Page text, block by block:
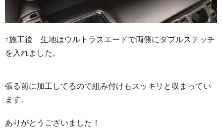
↑施工後 生地はウルトラスエードで両側にダブルステッチ
を入れました。
張る前に加工してるので組み付けもスッキリと収まってい
ます。
ありがとうございました！